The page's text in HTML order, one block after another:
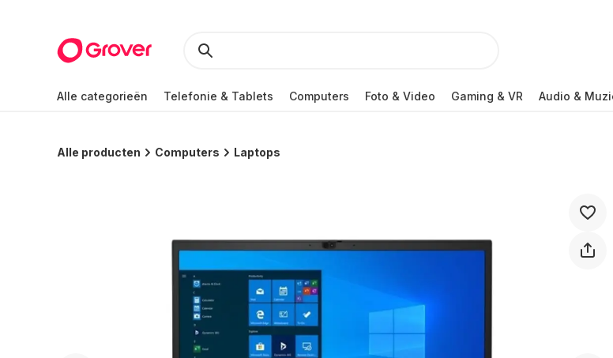
Alle categorieën Telefonie & Tablets Computers Foto & Video Gaming & VR Audio &
Alle producten Computers Laptops